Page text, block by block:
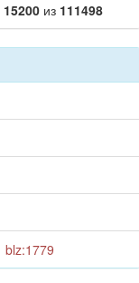
15200 из 111498
blz:1779